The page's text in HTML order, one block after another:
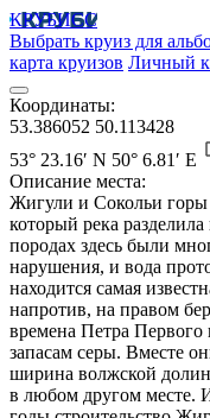
КРУБИСС
Выбрать круиз для
карта круизов Личный
Координаты:
53.386052 50.113428
53° 23.16′ N 50° 6.81′ E
Описание места:
Жигули и Сокольи
который река
породах здесь были
нарушения, и вода
находится самая
напротив, на правом
времена Петра
запасам серы. Вместе
ширина волжской
в любом другом месте.